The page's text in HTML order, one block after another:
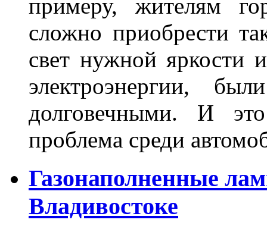
примеру, жителям
сложно приобрести
свет нужной яркости
электроэнергии,
долговечными. И
проблема среди
Газонаполненные
Владивостоке